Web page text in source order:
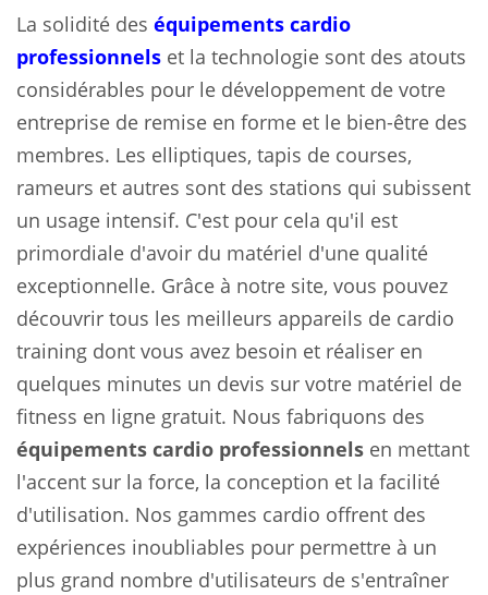
La solidité des équipements cardio
professionnels et la technologie sont des atouts
considérables pour le développement de votre
entreprise de remise en forme et le bien-être des
membres. Les elliptiques, tapis de courses,
rameurs et autres sont des stations qui subissent
un usage intensif. C'est pour cela qu'il est
primordiale d'avoir du matériel d'une qualité
exceptionnelle. Grâce à notre site, vous pouvez
découvrir tous les meilleurs appareils de cardio
training dont vous avez besoin et réaliser en
quelques minutes un devis sur votre matériel de
fitness en ligne gratuit. Nous fabriquons des
équipements cardio professionnels en mettant
l'accent sur la force, la conception et la facilité
d'utilisation. Nos gammes cardio offrent des
expériences inoubliables pour permettre à un
plus grand nombre d'utilisateurs de s'entraîner